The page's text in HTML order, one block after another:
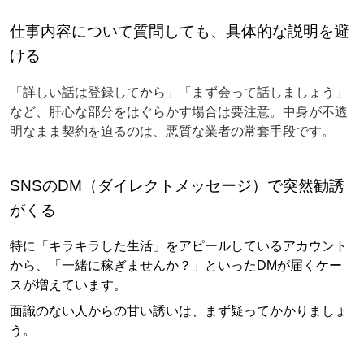
仕事内容について質問しても、具体的な説明を避
ける
「詳しい話は登録してから」「まず会って話しましょう」
など、肝心な部分をはぐらかす場合は要注意。中身が不透
明なまま契約を迫るのは、悪質な業者の常套手段です。
SNSのDM（ダイレクトメッセージ）で突然勧誘
がくる
特に「キラキラした生活」をアピールしているアカウント
から、「一緒に稼ぎませんか？」といったDMが届くケー
スが増えています。
面識のない人からの甘い誘いは、まず疑ってかかりましょ
う。